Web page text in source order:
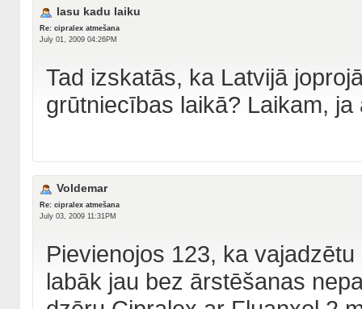
lasu kadu laiku
Re: cipralex atmešana
July 01, 2009 04:26PM
Tad izskatās, ka Latvijā
grūtniecības laikā? Laikam,
Voldemar
Re: cipralex atmešana
July 03, 2009 11:31PM
Pievienojos 123, ka
labāk jau bez ārstēšanas